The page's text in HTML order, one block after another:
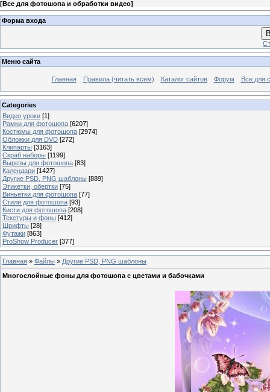
[Все для фотошопа и обработки видео]
Форма входа
Меню сайта
Главная Правила (читать всем) Каталог сайтов Форум Все для
Categories
Видео уроки [1]
Рамки для фотошопа [6207]
Костюмы для фотошопа [2974]
Обложки для DVD [272]
Клипарты [3163]
Скраб наборы [1199]
Вырезы для фотошопа [83]
Календари [1427]
Другие PSD, PNG шаблоны [889]
Этикетки, обертки [75]
Виньетки для фотошопа [77]
Стили для фотошопа [93]
Кисти для фотошопа [208]
Текстуры и фоны [412]
Шрифты [28]
Футажи [863]
ProShow Producer [377]
Главная » Файлы » Другие PSD, PNG шаблоны
Многослойные фоны для фотошопа с цветами и бабочками